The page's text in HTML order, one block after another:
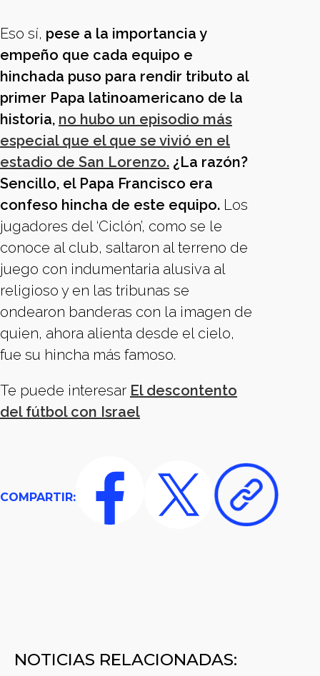
Eso sí, pese a la importancia y
empeño que cada equipo e
hinchada puso para rendir tributo al
primer Papa latinoamericano de la
historia, no hubo un episodio más
especial que el que se vivió en el
estadio de San Lorenzo. ¿La razón?
Sencillo, el Papa Francisco era
confeso hincha de este equipo. Los
jugadores del ‘Ciclón’, como se le
conoce al club, saltaron al terreno de
juego con indumentaria alusiva al
religioso y en las tribunas se
ondearon banderas con la imagen de
quien, ahora alienta desde el cielo,
fue su hincha más famoso.
Te puede interesar El descontento
del fútbol con Israel
COMPARTIR:
NOTICIAS RELACIONADAS: